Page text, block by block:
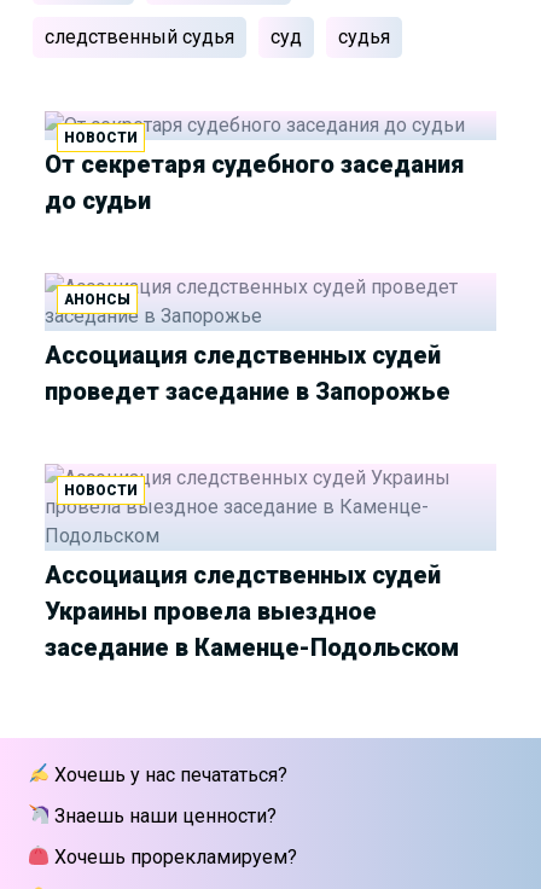
следственный судья суд судья
НОВОСТИ
От секретаря судебного заседания
до судьи
АНОНСЫ
Ассоциация следственных судей
проведет заседание в Запорожье
НОВОСТИ
Ассоциация следственных судей
Украины провела выездное
заседание в Каменце-Подольском
Хочешь у нас печататься?
Знаешь наши ценности?
Хочешь прорекламируем?